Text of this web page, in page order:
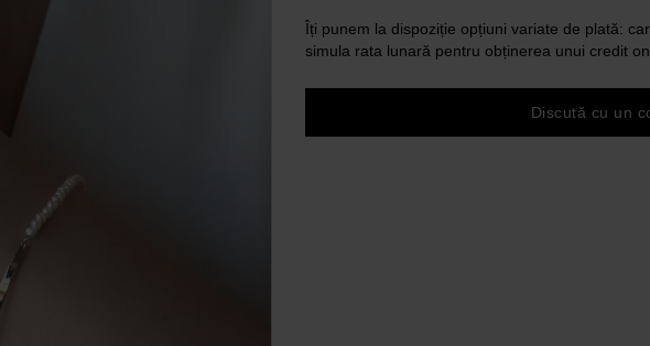
Îți punem la dispoziție opțiuni variate de plată:
simula rata lunară pentru obținerea unui credit
Discută cu un